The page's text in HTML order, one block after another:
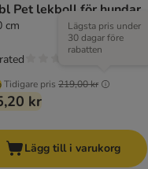
Pet lekboll för hundar
cm
Tidigare pris 219,00 kr
Lägsta pris under
30 dagar före
rabatten
kr
Lägg till i varukorg